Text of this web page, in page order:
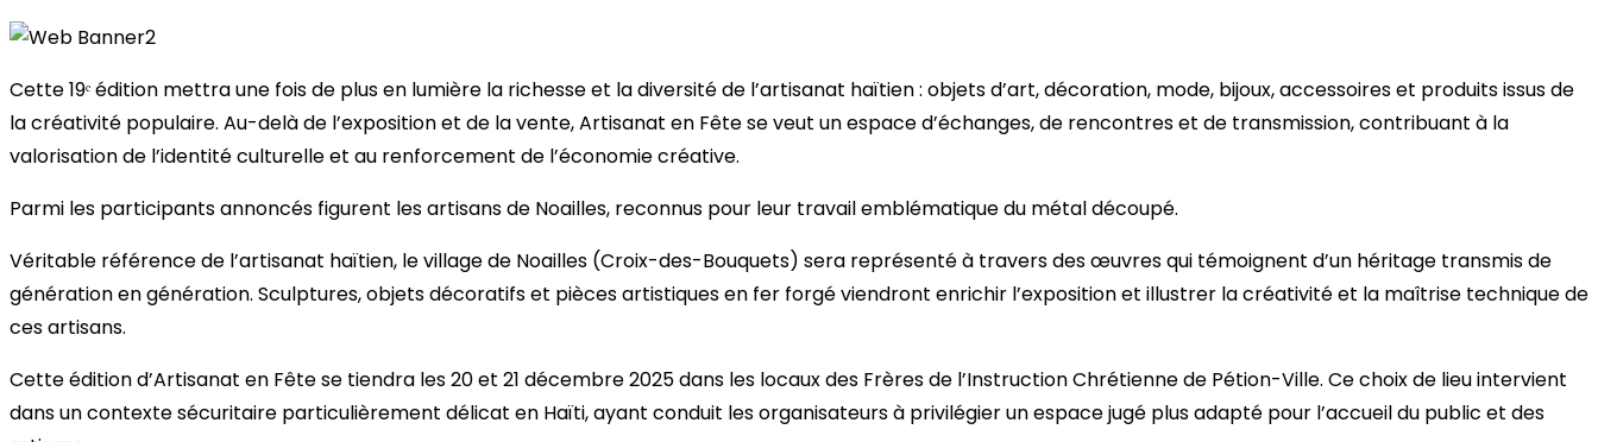
Cette 19ᵉ édition mettra une fois de plus en lumière la richesse et la diversité de l’artisanat haïtien : objets d’art, décoration, mode, bijoux, accessoires et produits issus de
la créativité populaire. Au-delà de l’exposition et de la vente, Artisanat en Fête se veut un espace d’échanges, de rencontres et de transmission, contribuant à la
valorisation de l’identité culturelle et au renforcement de l’économie créative.
Parmi les participants annoncés figurent les artisans de Noailles, reconnus pour leur travail emblématique du métal découpé.
Véritable référence de l’artisanat haïtien, le village de Noailles (Croix-des-Bouquets) sera représenté à travers des œuvres qui témoignent d’un héritage transmis de
génération en génération. Sculptures, objets décoratifs et pièces artistiques en fer forgé viendront enrichir l’exposition et illustrer la créativité et la maîtrise technique de
ces artisans.
Cette édition d’Artisanat en Fête se tiendra les 20 et 21 décembre 2025 dans les locaux des Frères de l’Instruction Chrétienne de Pétion-Ville. Ce choix de lieu intervient
dans un contexte sécuritaire particulièrement délicat en Haïti, ayant conduit les organisateurs à privilégier un espace jugé plus adapté pour l’accueil du public et des